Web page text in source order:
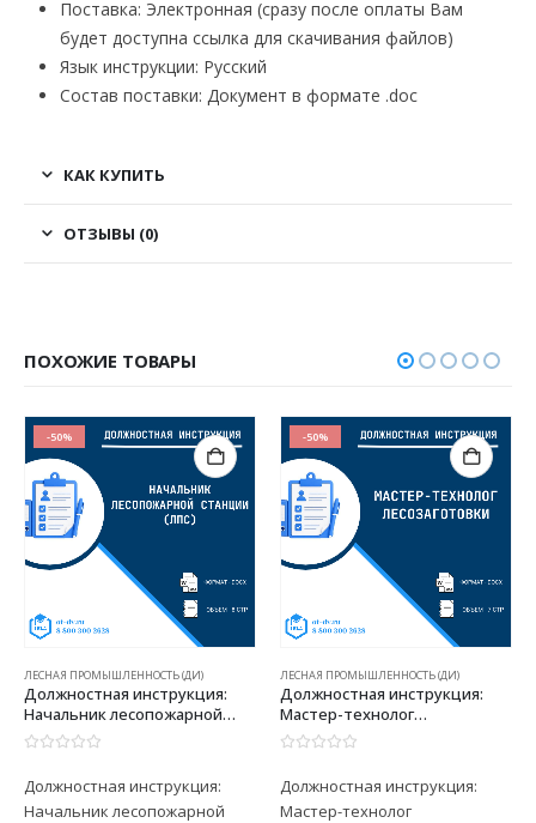
Поставка: Электронная (сразу после оплаты Вам
будет доступна ссылка для скачивания файлов)
Язык инструкции: Русский
Состав поставки: Документ в формате .doc
КАК КУПИТЬ
ОТЗЫВЫ (0)
ПОХОЖИЕ ТОВАРЫ
-50%
ЛЕСНАЯ ПРОМЫШЛЕННОСТЬ (ДИ)
Должностная инструкция:
Начальник лесопожарной
станции (ЛПС)
Должностная инструкция:
Начальник лесопожарной
-50%
ЛЕСНАЯ ПРОМЫШЛЕННОСТЬ (ДИ)
Должностная инструкция:
Мастер-технолог
лесозаготовки
Должностная инструкция:
Мастер-технолог